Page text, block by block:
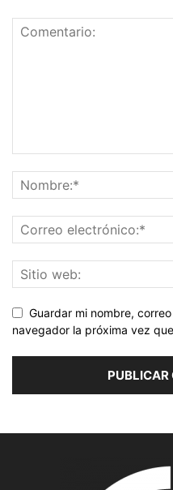
Guardar mi nombre,
navegador la próxima vez